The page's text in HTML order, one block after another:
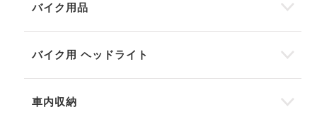
バイク用品
バイク用 ヘッドライト
車内収納